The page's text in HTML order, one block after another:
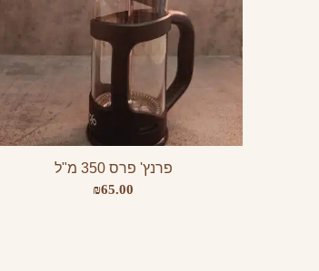
פרנץ' פרס 350 מ"ל
₪65.00